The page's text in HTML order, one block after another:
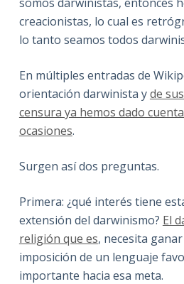
creacionistas, lo cual es
lo tanto seamos todos
En múltiples entradas de
orientación darwinista yde
censura ya hemos dado
ocasiones.
Surgen así dos preguntas.
Primera: ¿qué interés tiene
extensión del darwinismo? El
religión que es, necesita
imposición de un lenguaje
importante hacia esa meta.